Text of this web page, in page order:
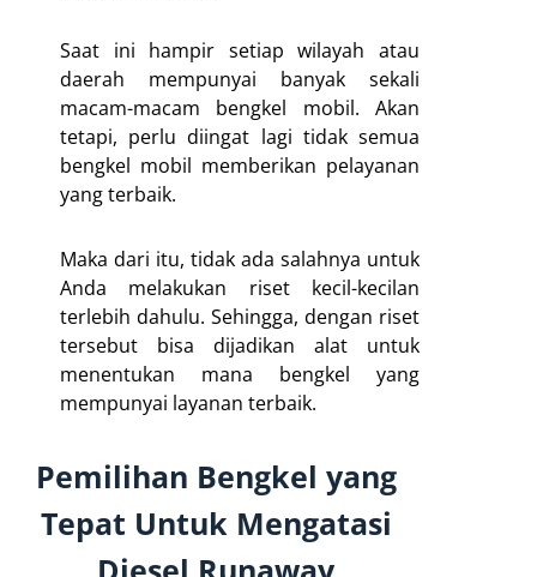
Saat ini hampir setiap wilayah atau
daerah mempunyai banyak sekali
macam-macam bengkel mobil. Akan
tetapi, perlu diingat lagi tidak semua
bengkel mobil memberikan pelayanan
yang terbaik.
Maka dari itu, tidak ada salahnya untuk
Anda melakukan riset kecil-kecilan
terlebih dahulu. Sehingga, dengan riset
tersebut bisa dijadikan alat untuk
menentukan mana bengkel yang
mempunyai layanan terbaik.
Pemilihan Bengkel yang
Tepat Untuk Mengatasi